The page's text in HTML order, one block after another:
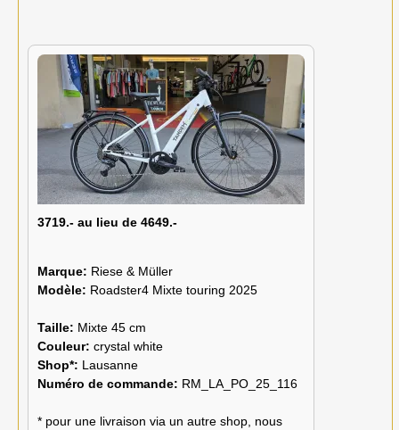
3719.- au lieu de 4649.-
Marque: Riese & Müller
Modèle: Roadster4 Mixte touring 2025
Taille: Mixte 45 cm
Couleur: crystal white
Shop*: Lausanne
Numéro de commande: RM_LA_PO_25_116
* pour une livraison via un autre shop, nous